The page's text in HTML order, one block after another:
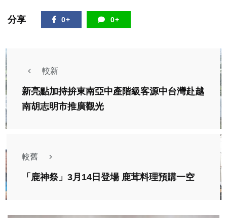
分享 0+ 0+
較新
新亮點加持拚東南亞中產階級客源中台灣赴越
南胡志明市推廣觀光
較舊
「鹿神祭」3月14日登場 鹿茸料理預購一空